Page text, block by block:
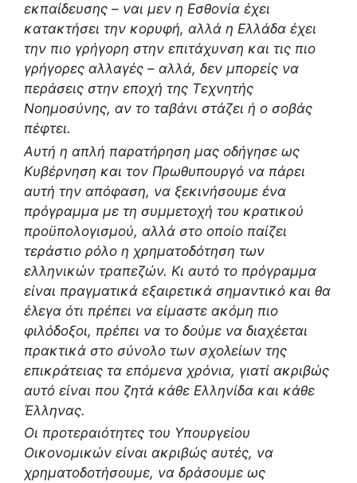
εκπαίδευσης – ναι μεν η Εσθονία έχει
κατακτήσει την κορυφή, αλλά η Ελλάδα έχει
την πιο γρήγορη στην επιτάχυνση και τις πιο
γρήγορες αλλαγές – αλλά, δεν μπορείς να
περάσεις στην εποχή της Τεχνητής
Νοημοσύνης, αν το ταβάνι στάζει ή ο σοβάς
πέφτει.
Αυτή η απλή παρατήρηση μας οδήγησε ως
Κυβέρνηση και τον Πρωθυπουργό να πάρει
αυτή την απόφαση, να ξεκινήσουμε ένα
πρόγραμμα με τη συμμετοχή του κρατικού
προϋπολογισμού, αλλά στο οποίο παίζει
τεράστιο ρόλο η χρηματοδότηση των
ελληνικών τραπεζών. Κι αυτό το πρόγραμμα
είναι πραγματικά εξαιρετικά σημαντικό και θα
έλεγα ότι πρέπει να είμαστε ακόμη πιο
φιλόδοξοι, πρέπει να το δούμε να διαχέεται
πρακτικά στο σύνολο των σχολείων της
επικράτειας τα επόμενα χρόνια, γιατί ακριβώς
αυτό είναι που ζητά κάθε Ελληνίδα και κάθε
Έλληνας.
Οι προτεραιότητες του Υπουργείου
Οικονομικών είναι ακριβώς αυτές, να
χρηματοδοτήσουμε, να δράσουμε ως